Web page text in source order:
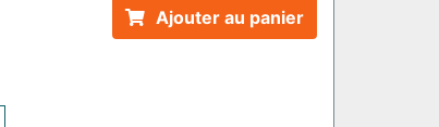
Ajouter au panier